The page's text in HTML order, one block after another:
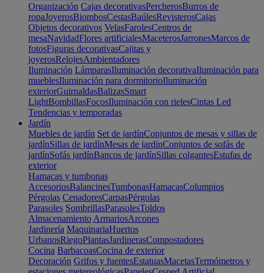
Organización Cajas decorativasPercherosBurros de
ropaJoyerosBiombosCestasBaúlesRevisterosCajas
Objetos decorativos VelasFarolesCentros de
mesaNavidadFlores artificialesMaceterosJarronesMarcos de
fotosFiguras decorativasCajitas y
joyerosRelojesAmbientadores
Iluminación LámparasIluminación decorativaIluminación para
mueblesIluminación para dormitorioIluminación
exteriorGuirnaldasBalizasSmart
LightBombillasFocosIluminación con rielesCintas Led
Tendencias y temporadas
Jardín
Muebles de jardín Set de jardínConjuntos de mesas y sillas de
jardínSillas de jardínMesas de jardínConjuntos de sofás de
jardínSofás jardínBancos de jardínSillas colgantesEstufas de
exterior
Hamacas y tumbonas
AccesoriosBalancinesTumbonasHamacasColumpios
Pérgolas CenadoresCarpasPérgolas
Parasoles SombrillasParasolesToldos
Almacenamiento ArmariosArcones
Jardinería MaquinariaHuertos
UrbanosRiegoPlantasJardinerasCompostadores
Cocina BarbacoasCocina de exterior
Decoración Grifos y fuentesEstatuasMacetasTermómetros y